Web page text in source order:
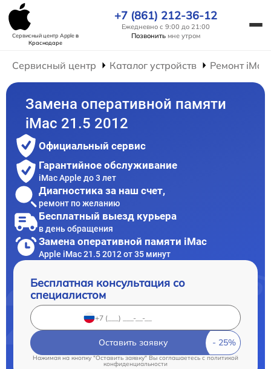
Сервисный центр Appleв
Краснодаре
+7 (861) 212-36-12
Ежедневно с 9:00 до 21:00
Позвонить мне утром
Сервисный центр Каталог устройств Ремонт iMac
Замена оперативной памяти
iMac 21.5 2012
Официальный сервис
Гарантийное обслуживание
iMac Apple до 3 лет
Диагностика за наш счет,
ремонт по желанию
Бесплатный выезд курьера
в день обращения
Замена оперативной памяти iMac
Apple iMac 21.5 2012 от 35 минут
Бесплатная консультация со
специалистом
Оставить заявку
Нажимая на кнопку "Оставить заявку" Вы соглашаетесь cполитикой
конфиденциальности